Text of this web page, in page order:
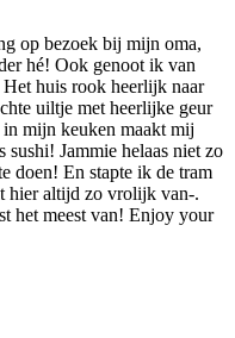
op bezoek bij mijn oma,
hé! Ook genoot ik van
huis rook heerlijk naar
uiltje met heerlijke geur
mijn keuken maakt mij
Jammie helaas niet zo
doen! En stapte ik de tram
hier altijd zo vrolijk van-.
het meest van! Enjoy your